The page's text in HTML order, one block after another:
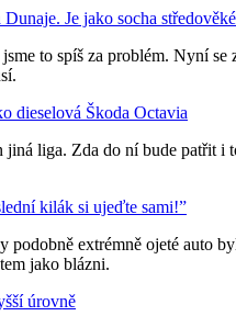
Je jako socha
to spíš za problém. Nyní
dieselová Škoda Octavia
liga. Zda do ní bude patřit
kilák si ujeďte sami!”
extrémně ojeté auto
jako blázni.
úrovně